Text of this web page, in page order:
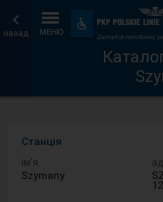
назад МЕНЮ
та
зручності
Станція
ім′я
Szymany